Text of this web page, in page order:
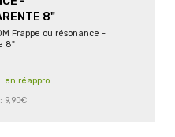
8"
Frappe ou résonance -
8"
en réappro.
9,90€